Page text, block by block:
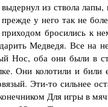
из ствола лапы,
у него так не
бросились к
Медведя. Все на
Нос, оба они были в
Они колотили и били
Эти-то сильнее
Для игры в